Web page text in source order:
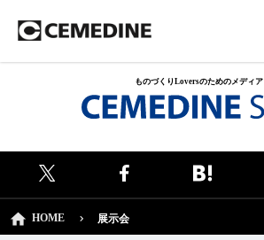
ものづくりLoversのためのメディア
HOME 展示会